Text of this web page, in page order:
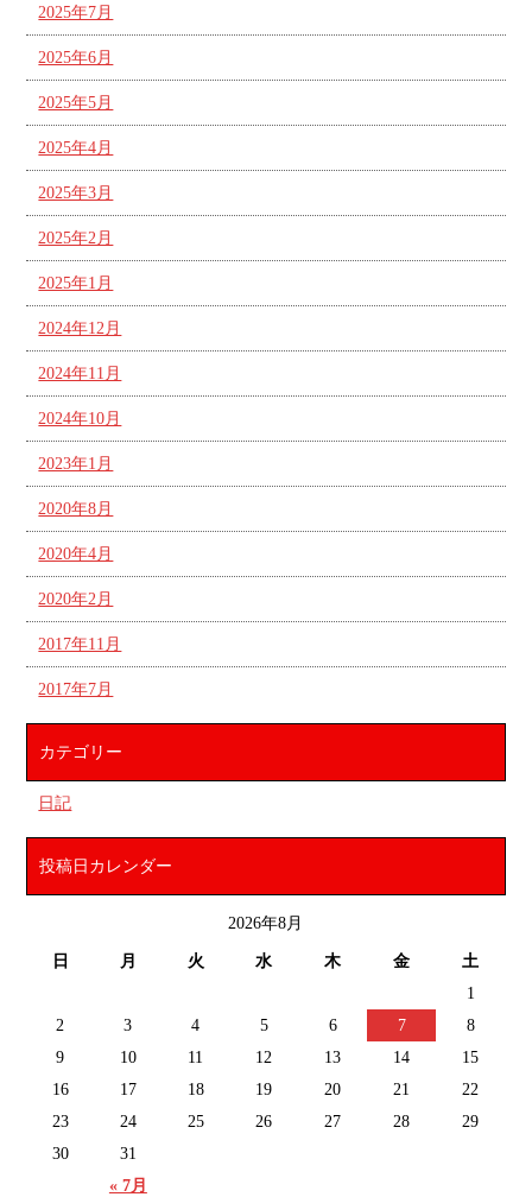
2025年7月
2025年6月
2025年5月
2025年4月
2025年3月
2025年2月
2025年1月
2024年12月
2024年11月
2024年10月
2023年1月
2020年8月
2020年4月
2020年2月
2017年11月
2017年7月
カテゴリー
日記
投稿日カレンダー
2026年8月
日 月 火 水 木 金 土
« 7月
1
2
3 4 5 6 7
8
9
10 11 12 13 14
15
16
17 18 19 20 21
22
23
24 25 26 27 28
29
30
31